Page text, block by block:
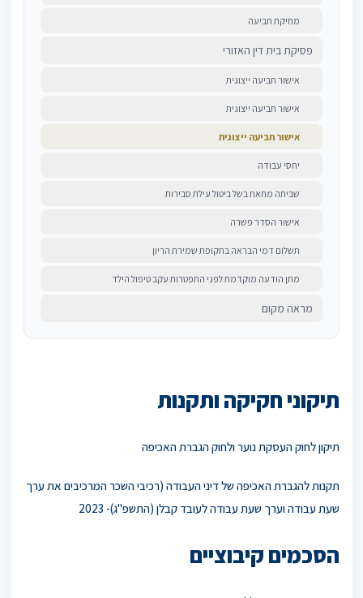
מחיקת תביעה
פסיקת בית דין האזורי
אישור תביעה ייצוגית
אישור תביעה ייצוגית
אישור תביעה ייצוגית
יחסי עבודה
שביתה מחאת בשל ביטול עילת סבירות
אישור הסדר פשרה
תשלום דמי הבראה בתקופת שמירת הריון
מתן הודעה מוקדמת לפני התפטרות עקב טיפול הילד
מראה מקום
תיקוני חקיקה ותקנות
תיקון לחוק העסקת נוער ולחוק הגברת האכיפה
תקנות להגברת האכיפה של דיני העבודה (רכיבי השכר המרכיבים את ערך
שעת עבודה וערך שעת עבודה לעובד קבלן (התשפ"ג)- 2023
הסכמים קיבוציים